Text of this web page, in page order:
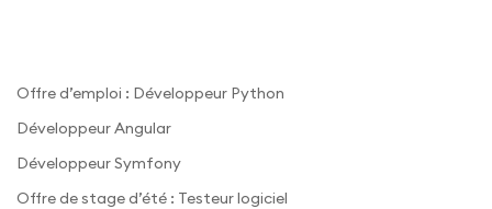
Offre d’emploi : Développeur Python
Développeur Angular
Développeur Symfony
Offre de stage d’été : Testeur logiciel